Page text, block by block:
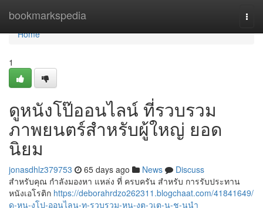
bookmarkspedia
Home
Home
1
ดูหนังโป๊ออนไลน์ ที่รวบรวม
ภาพยนตร์สำหรับผู้ใหญ่ ยอด
นิยม
jonasdhlz379753 65 days ago News
Discuss
สำหรับคุณ กำลังมองหา แหล่ง ที่ ครบครัน สำหรับ การรับประทาน
หนังเอโรติก https://deborahrdzo262311.blogchaat.com/41841649/
ด-หน-งโป-ออนไลน-ท-รวบรวม-หน-งต-วเต-น-ช-นนำ